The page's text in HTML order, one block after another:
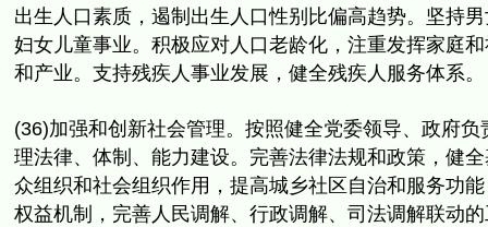
出生人口素质，遏制出生人口性别比偏高趋势。坚持
妇女儿童事业。 积极应对人口老龄化，注重发挥家庭
和产业。 支持残疾人事业发展，健全残疾人服务体系。
(36)加强和创新社会管理。按照健全党委领导、政府负
理法律、 体制、能力建设。完善法律法规和政策，健
众组织和社会组织作用， 提高城乡社区自治和服务功
权益机制，完善人民调解、行政调解、 司法调解联动